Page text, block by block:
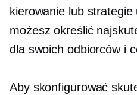
kierowanie lub
możesz określić
dla swoich odbiorców i
Aby skonfigurować